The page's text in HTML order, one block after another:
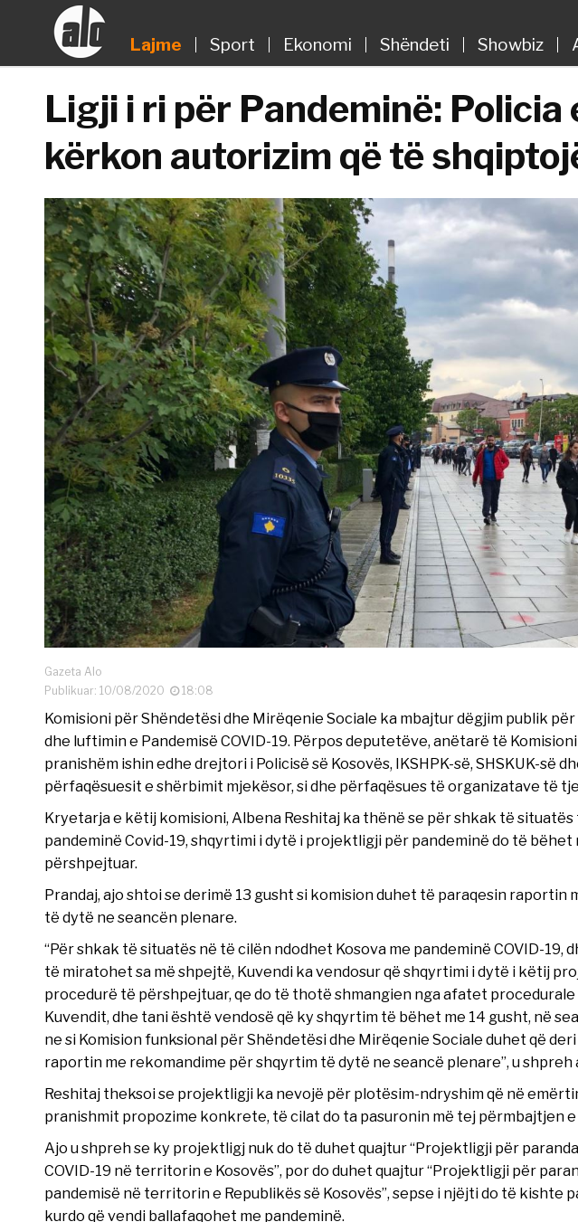
Lajme Sport Ekonomi Shëndeti Showbiz
Ligji i ri për Pandeminë: Policia
kërkon autorizim që të
Gazeta Alo
Publikuar: 10/08/2020
18:08
Komisioni për Shëndetësi dhe Mirëqenie Sociale ka mbajtur dëgjim publik
dhe luftimin e Pandemisë COVID-19. Përpos deputetëve, anëtarë të
pranishëm ishin edhe drejtori i Policisë së Kosovës, IKSHPK-së, SHSKUK-së
përfaqësuesit e shërbimit mjekësor, si dhe përfaqësues të organizatave të
Kryetarja e këtij komisioni, Albena Reshitaj ka thënë se për shkak të situatës
pandeminë Covid-19, shqyrtimi i dytë i projektligji për pandeminë do të bëhet
përshpejtuar.
Prandaj, ajo shtoi se derimë 13 gusht si komision duhet të paraqesin raportin
të dytë ne seancën plenare.
“Për shkak të situatës në të cilën ndodhet Kosova me pandeminë COVID-19,
të miratohet sa më shpejtë, Kuvendi ka vendosur që shqyrtimi i dytë i këtij
procedurë të përshpejtuar, qe do të thotë shmangien nga afatet
Kuvendit, dhe tani është vendosë që ky shqyrtim të bëhet me 14 gusht, në
ne si Komision funksional për Shëndetësi dhe Mirëqenie Sociale duhet që
raportin me rekomandime për shqyrtim të dytë ne seancë plenare”, u shpreh
Reshitaj theksoi se projektligji ka nevojë për plotësim-ndryshim që në
pranishmit propozime konkrete, të cilat do ta pasuronin më tej përmbajtjen
Ajo u shpreh se ky projektligj nuk do të duhet quajtur “Projektligji për
COVID-19 në territorin e Kosovës”, por do duhet quajtur “Projektligji për
pandemisë në territorin e Republikës së Kosovës”, sepse i njëjti do të kishte
kurdo që vendi ballafaqohet me pandeminë.